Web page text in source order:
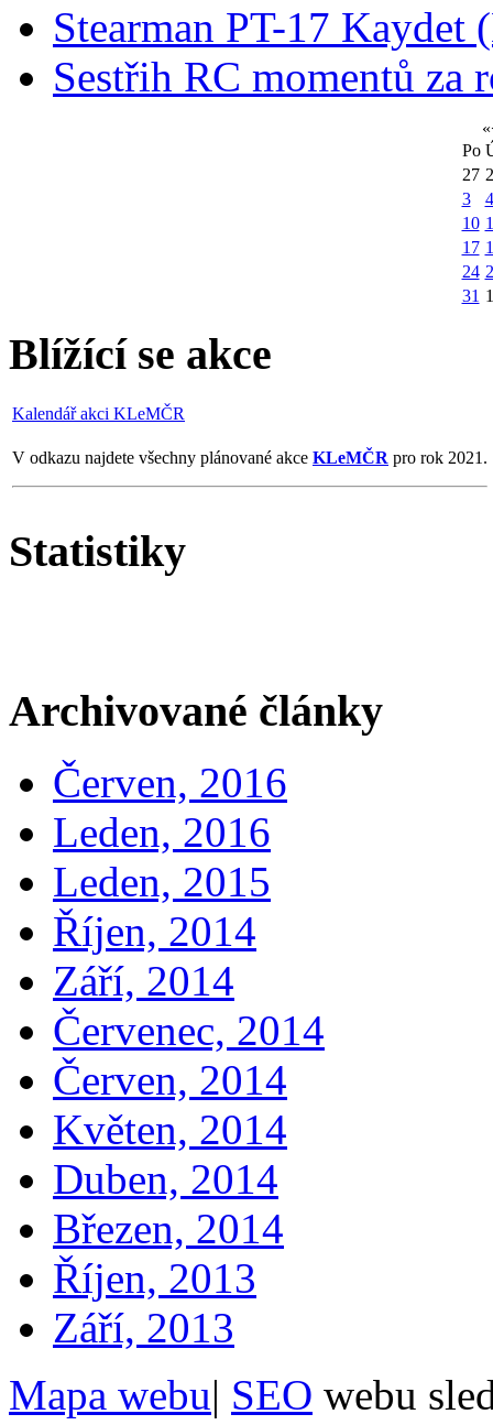
Stearman PT-17 Kaydet
Sestřih RC momentů za
«
Po
27
3
4
10
17
24
31 1
Blížící se akce
Kalendář akci KLeMČR
V odkazu najdete všechny plánované akce KLeMČR pro rok 2021.
Statistiky
Archivované články
Červen, 2016
Leden, 2016
Leden, 2015
Říjen, 2014
Září, 2014
Červenec, 2014
Červen, 2014
Květen, 2014
Duben, 2014
Březen, 2014
Říjen, 2013
Září, 2013
Mapa webu| SEO webu